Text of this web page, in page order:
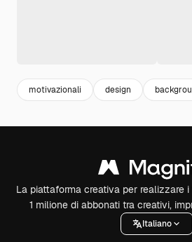
motivazionali design
La piattaforma creativa per realizzare
1 milione di abbonati tra creativi,
Italiano